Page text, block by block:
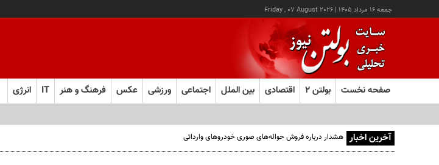
جمعه ۱۶ مرداد ۱۴۰۵ |
Friday , 07 August 2026
صفحه نخست بولتن ۲ اقتصادی بین الملل اجتماعی ورزشی عکس فرهنگ و هنر IT انرژی
آخرین اخبار هشدار درباره فروش حواله‌های صوری خودروهای وارداتی